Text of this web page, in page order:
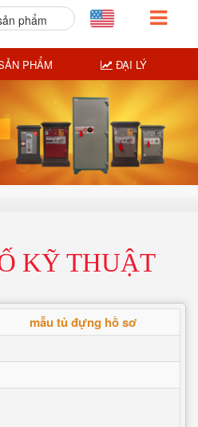
KỸ THUẬT
mẫu tủ đựng hồ sơ
phẩm
PHẨM ĐẠI LÝ